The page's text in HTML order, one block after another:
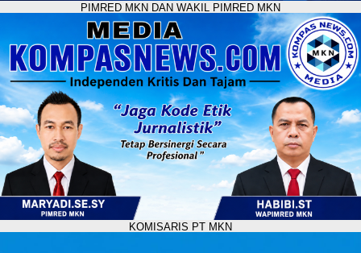
PIMRED MKN DAN WAKIL PIMRED MKN
KOMISARIS PT MKN